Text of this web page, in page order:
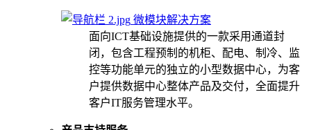
微模块解决方案
面向ICT基础设施提供的一款采用通道封
闭，包含工程预制的机柜、配电、制冷、监
控等功能单元的独立的小型数据中心，为客
户提供数据中心整体产品及交付，全面提升
客户IT服务管理水平。